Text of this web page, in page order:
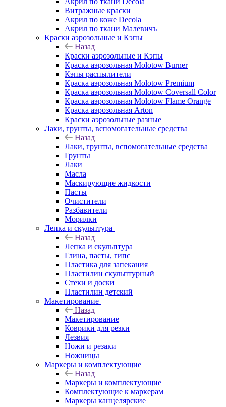
Витражные краски
Акрил по коже Decola
Акрил по ткани Малевичъ
Краски аэрозольные и Кэпы
Назад
Краски аэрозольные и Кэпы
Краска аэрозольная Molotow Burner
Кэпы распылители
Краска аэрозольная Molotow Premium
Краска аэрозольная Molotow Coversall Color
Краска аэрозольная Molotow Flame Orange
Краска аэрозольная Arton
Краски аэрозольные разные
Лаки, грунты, вспомогательные средства
Назад
Лаки, грунты, вспомогательные средства
Грунты
Лаки
Масла
Маскирующие жидкости
Пасты
Очистители
Разбавители
Морилки
Лепка и скульптура
Назад
Лепка и скульптура
Глина, пасты, гипс
Пластика для запекания
Пластилин скульптурный
Стеки и доски
Пластилин детский
Макетирование
Назад
Макетирование
Коврики для резки
Лезвия
Ножи и резаки
Ножницы
Маркеры и комплектующие
Назад
Маркеры и комплектующие
Комплектующие к маркерам
Маркеры канцелярские